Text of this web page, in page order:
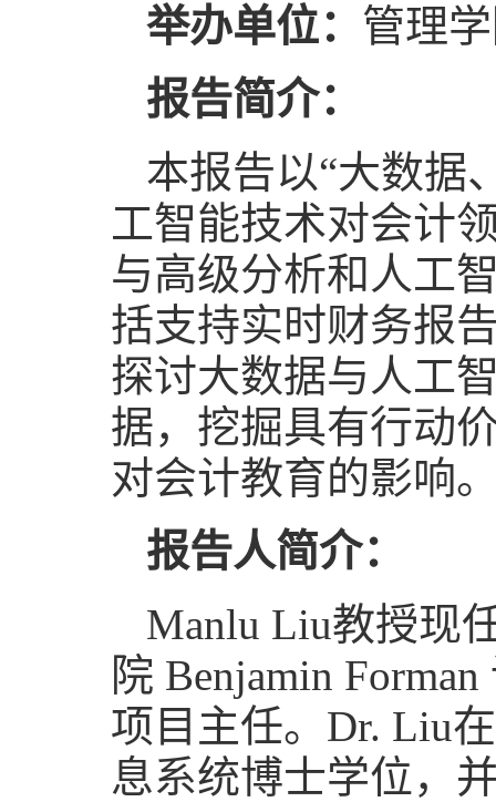
举办单位： 管理
报告简介：
本报告以“大数据
工智能技术对会计
与高级分析和人工
括支持实时财务报
探讨大数据与人工
据，挖掘具有行动
对会计教育的影响
报告人简介：
Manlu Liu教授现
院 Benjamin
项目主任。Dr. Liu
息系统博士学位，